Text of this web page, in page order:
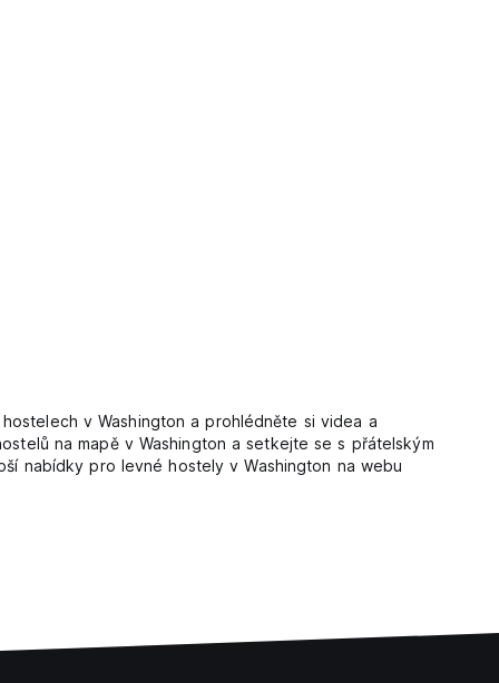
v Washington a prohlédněte si videa a
na mapě v Washington a setkejte se s přátelským
nabídky pro levné hostely v Washington na webu